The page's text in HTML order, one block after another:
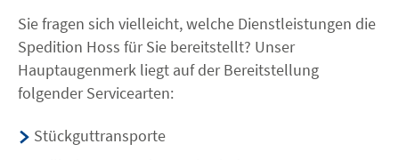
Sie fragen sich vielleicht, welche Dienstleistungen die
Spedition Hoss für Sie bereitstellt? Unser
Hauptaugenmerk liegt auf der Bereitstellung
folgender Servicearten:
Stückguttransporte